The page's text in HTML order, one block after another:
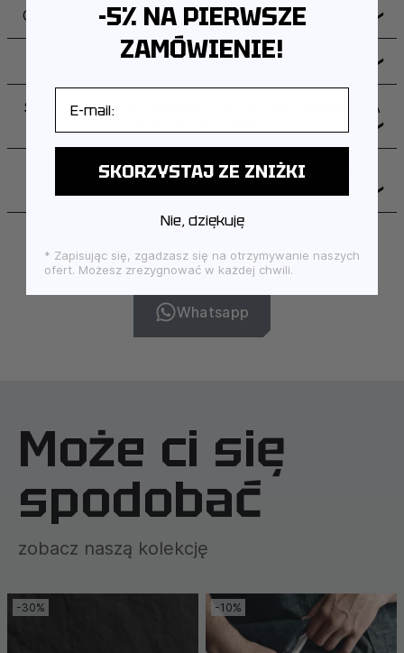
CZY MOGĘ ZWRÓCIĆ LUB WYMIENIĆ PRODUKT? ❯
JAK WYGLĄDA DOSTAWA I ILE TRWA? ❯
SKĄD POCHODZI MARKA I GDZIE PRODUKOWANA
❯
JAK DBAĆ O BIŻUTERIĘ, ABY ZACHOWAŁA SWÓJ
❯
SKONTAKTUJ SIĘ Z NAMI:
Whatsapp
Może ci się
spodobać
zobacz naszą kolekcję
-30% -10%
-5% NA PIERWSZE
ZAMÓWIENIE!
SKORZYSTAJ ZE ZNIŻKI
Nie, dziękuję
* Zapisując się, zgadzasz się na otrzymywanie naszych
ofert. Możesz zrezygnować w każdej chwili.